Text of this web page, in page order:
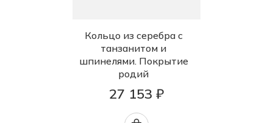
Кольцо из серебра с
танзанитом и
шпинелями. Покрытие
родий
27 153 ₽